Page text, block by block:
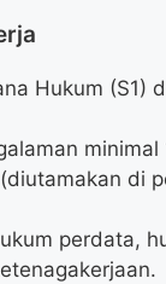
Hukum (S1)
minimal
di
perdata,